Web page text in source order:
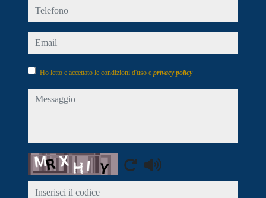
telefono
email
Ho letto e accettato le condizioni d'uso e privacy policy
messaggio
Captcha